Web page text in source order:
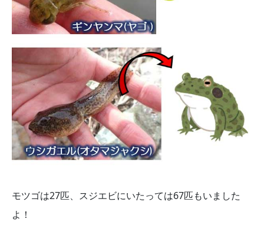
モツゴは27匹、スジエビにいたっては67匹もいました
よ！